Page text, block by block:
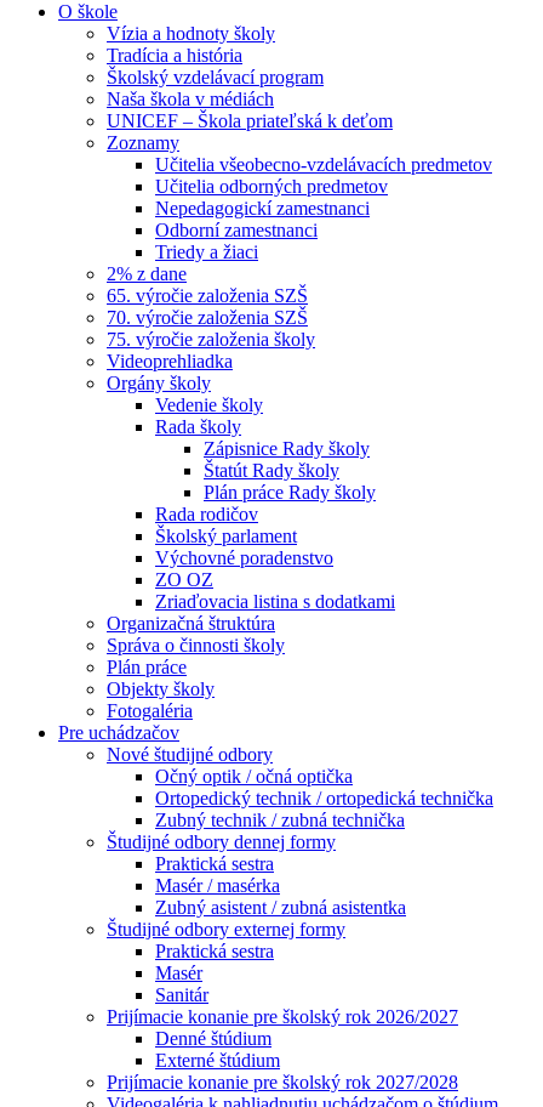
O škole
Vízia a hodnoty školy
Tradícia a história
Školský vzdelávací program
Naša škola v médiách
UNICEF – Škola priateľská k deťom
Zoznamy
Učitelia všeobecno-vzdelávacích predmetov
Učitelia odborných predmetov
Nepedagogickí zamestnanci
Odborní zamestnanci
Triedy a žiaci
2% z dane
65. výročie založenia SZŠ
70. výročie založenia SZŠ
75. výročie založenia školy
Videoprehliadka
Orgány školy
Vedenie školy
Rada školy
Zápisnice Rady školy
Štatút Rady školy
Plán práce Rady školy
Rada rodičov
Školský parlament
Výchovné poradenstvo
ZO OZ
Zriaďovacia listina s dodatkami
Organizačná štruktúra
Správa o činnosti školy
Plán práce
Objekty školy
Fotogaléria
Pre uchádzačov
Nové študijné odbory
Očný optik / očná optička
Ortopedický technik / ortopedická technička
Zubný technik / zubná technička
Študijné odbory dennej formy
Praktická sestra
Masér / masérka
Zubný asistent / zubná asistentka
Študijné odbory externej formy
Praktická sestra
Masér
Sanitár
Prijímacie konanie pre školský rok 2026/2027
Denné štúdium
Externé štúdium
Prijímacie konanie pre školský rok 2027/2028